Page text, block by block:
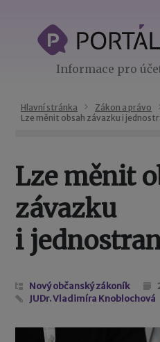
Informace pro
Hlavní stránka Zákon a právo
Lze měnit obsah závazku i
Lze měnit
závazku
i
Nový občanský zákoník
JUDr. Vladimíra Knoblochová